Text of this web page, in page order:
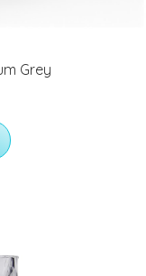
Grey